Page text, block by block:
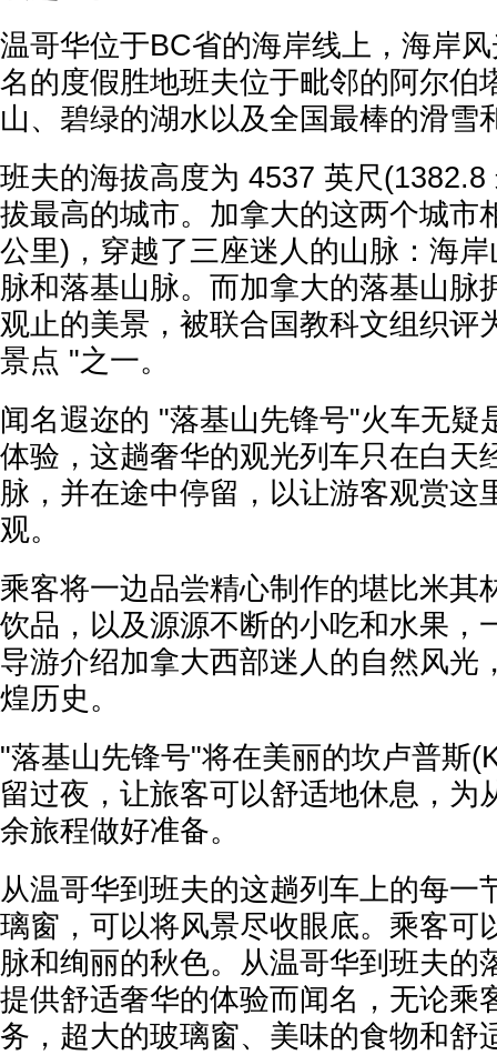
温哥华位于BC省的海岸线上，海岸
名的度假胜地班夫位于毗邻的阿尔伯
山、碧绿的湖水以及全国最棒的滑雪
班夫的海拔高度为 4537 英尺
拔最高的城市。加拿大的这两个城市
公里)，穿越了三座迷人的山脉：海
脉和落基山脉。而加拿大的落基山脉
观止的美景，被联合国教科文组织评
景点 "之一。
闻名遐迩的 "落基山先锋号"火车无疑
体验，这趟奢华的观光列车只在白天
脉，并在途中停留，以让游客观赏这
观。
乘客将一边品尝精心制作的堪比米其
饮品，以及源源不断的小吃和水果，
导游介绍加拿大西部迷人的自然风光
煌历史。
"落基山先锋号"将在美丽的坎卢普斯
留过夜，让旅客可以舒适地休息，为
余旅程做好准备。
从温哥华到班夫的这趟列车上的每一
璃窗，可以将风景尽收眼底。乘客可
脉和绚丽的秋色。从温哥华到班夫的
提供舒适奢华的体验而闻名，无论乘
务，超大的玻璃窗、美味的食物和舒